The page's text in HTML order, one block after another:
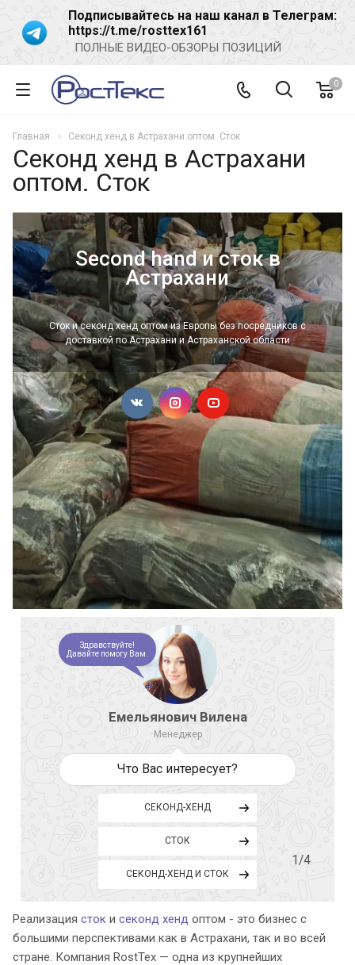
Подписывайтесь на наш канал в Телеграм:
https://t.me/rosttex161
ПОЛНЫЕ ВИДЕО-ОБЗОРЫ ПОЗИЦИЙ
0
Главная Секонд хенд в Астрахани оптом. Сток
Секонд хенд в Астрахани
оптом. Сток
Second hand и сток в
Астрахани
Сток и секонд хенд оптом из Европы без посредников с
доставкой по Астрахани и Астраханской области
Емельянович Вилена
Менеджер
Здравствуйте!
Давайте помогу Вам.
Что Вас интересует?
1/4
СЕКОНД-ХЕНД
СТОК
СЕКОНД-ХЕНД И СТОК
Реализация сток и секонд хенд оптом - это бизнес с
большими перспективами как в Астрахани, так и во всей
стране. Компания RostTex — одна из крупнейших